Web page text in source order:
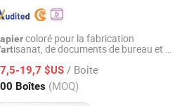
coloré pour la fabrication
artisanat, de documents de bureau et de
19,7 $US / Boîte
Boîtes (MOQ)
Trade Co., Ltd.
Depuis 2021